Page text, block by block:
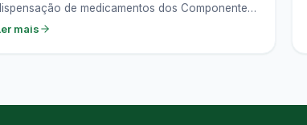
de medicamentos dos Componentes
e Estratégico. As respostas…
mais